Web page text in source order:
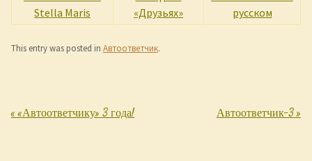
Stella Maris
«Друзьях»
русском
This entry was posted in Автоответчик.
Post navigation
««Автоответчику» 3 года! Автоответчик-3»